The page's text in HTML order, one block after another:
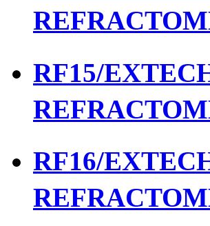
RF15/
RF16/